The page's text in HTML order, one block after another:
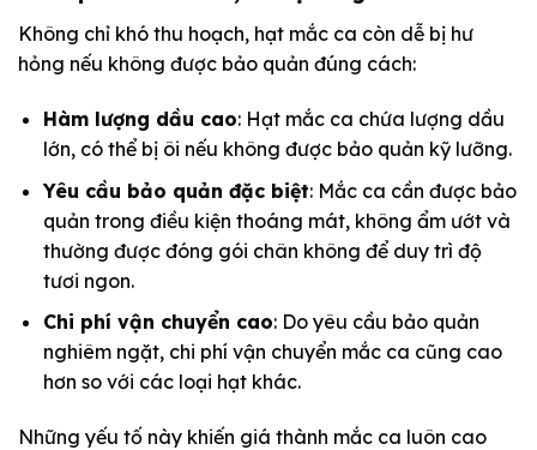
Không chỉ khó thu hoạch, hạt mắc ca còn dễ bị hư
hỏng nếu không được bảo quản đúng cách:
Hàm lượng dầu cao: Hạt mắc ca chứa lượng dầu
lớn, có thể bị ôi nếu không được bảo quản kỹ lưỡng.
Yêu cầu bảo quản đặc biệt: Mắc ca cần được bảo
quản trong điều kiện thoáng mát, không ẩm ướt và
thường được đóng gói chân không để duy trì độ
tươi ngon.
Chi phí vận chuyển cao: Do yêu cầu bảo quản
nghiêm ngặt, chi phí vận chuyển mắc ca cũng cao
hơn so với các loại hạt khác.
Những yếu tố này khiến giá thành mắc ca luôn cao